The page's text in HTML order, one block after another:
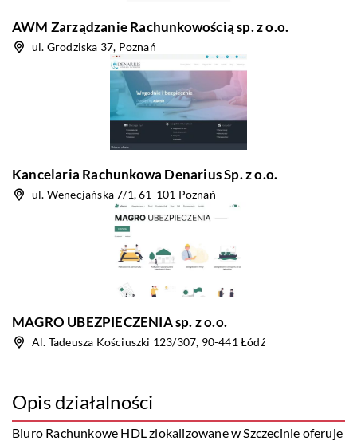
AWM Zarządzanie Rachunkowością sp. z o.o.
ul. Grodziska 37, Poznań
Kancelaria Rachunkowa Denarius Sp. z o.o.
ul. Wenecjańska 7/1, 61-101 Poznań
MAGRO UBEZPIECZENIA sp. z o.o.
Al. Tadeusza Kościuszki 123/307, 90-441 Łódź
Opis działalności
Biuro Rachunkowe HDL zlokalizowane w Szczecinie oferuje